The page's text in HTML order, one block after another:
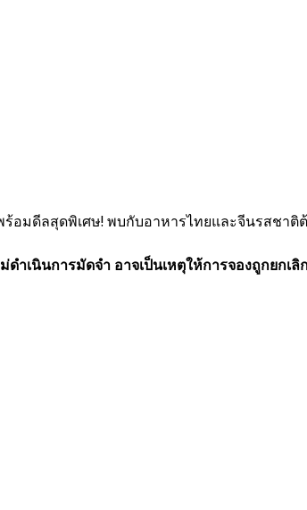
อมดีลสุดพิเศษ! พบกับอาหารไทยและจีนรสชา
ำเนินการมัดจำ อาจเป็นเหตุให้การจองถูกยกเลิ